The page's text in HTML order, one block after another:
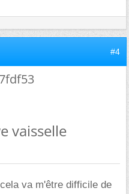
#4
vaisselle
va m'être difficile de